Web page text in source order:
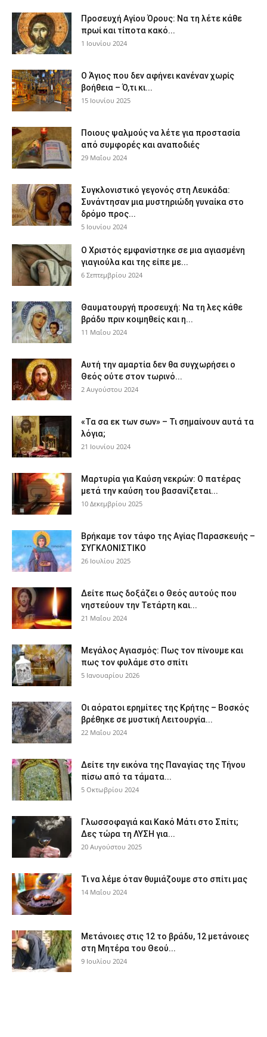
Προσευχή Αγίου Όρους: Να τη λέτε κάθε
πρωί και τίποτα κακό...
1 Ιουνίου 2024
Ο Άγιος που δεν αφήνει κανέναν χωρίς
βοήθεια – Ό,τι κι...
15 Ιουνίου 2025
Ποιους ψαλμούς να λέτε για προστασία
από συμφορές και αναποδιές
29 Μαΐου 2024
Συγκλονιστικό γεγονός στη Λευκάδα:
Συνάντησαν μια μυστηριώδη γυναίκα στο
δρόμο προς...
5 Ιουνίου 2024
Ο Χριστός εμφανίστηκε σε μια αγιασμένη
γιαγιούλα και της είπε με...
6 Σεπτεμβρίου 2024
Θαυματουργή προσευχή: Να τη λες κάθε
βράδυ πριν κοιμηθείς και η...
11 Μαΐου 2024
Αυτή την αμαρτία δεν θα συγχωρήσει ο
Θεός ούτε στον τωρινό...
2 Αυγούστου 2024
«Τα σα εκ των σων» – Τι σημαίνουν αυτά τα
λόγια;
21 Ιουνίου 2024
Μαρτυρία για Καύση νεκρών: Ο πατέρας
μετά την καύση του βασανίζεται...
10 Δεκεμβρίου 2025
Βρήκαμε τον τάφο της Αγίας Παρασκευής –
ΣΥΓΚΛΟΝΙΣΤΙΚΟ
26 Ιουλίου 2025
Δείτε πως δοξάζει ο Θεός αυτούς που
νηστεύουν την Τετάρτη και...
21 Μαΐου 2024
Μεγάλος Αγιασμός: Πως τον πίνουμε και
πως τον φυλάμε στο σπίτι
5 Ιανουαρίου 2026
Οι αόρατοι ερημίτες της Κρήτης – Βοσκός
βρέθηκε σε μυστική Λειτουργία...
22 Μαΐου 2024
Δείτε την εικόνα της Παναγίας της Τήνου
πίσω από τα τάματα...
5 Οκτωβρίου 2024
Γλωσσοφαγιά και Κακό Μάτι στο Σπίτι;
Δες τώρα τη ΛΥΣΗ για...
20 Αυγούστου 2025
Τι να λέμε όταν θυμιάζουμε στο σπίτι μας
14 Μαΐου 2024
Μετάνοιες στις 12 το βράδυ, 12 μετάνοιες
στη Μητέρα του Θεού...
9 Ιουλίου 2024